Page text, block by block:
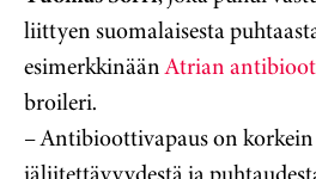
liittyen suomalaisesta
esimerkkinäänAtrian
broileri.
– Antibioottivapaus on